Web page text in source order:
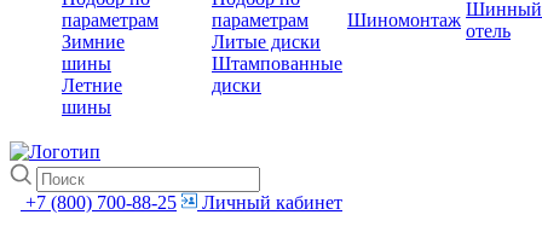
параметрам
Зимние
шины
Летние
шины
параметрам
Литые диски
Штампованные
диски
Шиномонтаж
Шинный
отель
+7 (800) 700-88-25
Личный кабинет